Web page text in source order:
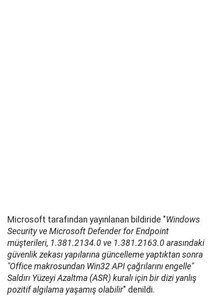
Microsoft tarafından yayınlanan bildiride "Windows
Security ve Microsoft Defender for Endpoint
müşterileri, 1.381.2134.0 ve 1.381.2163.0 arasındaki
güvenlik zekası yapılarına güncelleme yaptıktan sonra
"Office makrosundan Win32 API çağrılarını engelle"
Saldırı Yüzeyi Azaltma (ASR) kuralı için bir dizi yanlış
pozitif algılama yaşamış olabilir" denildi.